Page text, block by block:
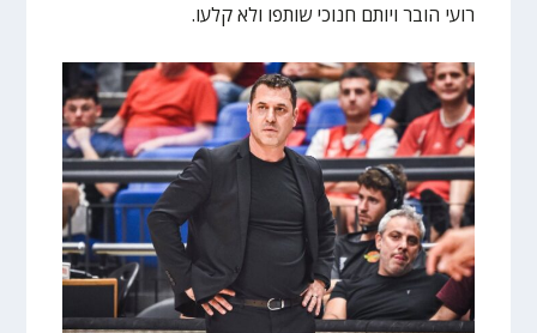
רועי הובר ויותם חנוכי שותפו ולא קלעו.